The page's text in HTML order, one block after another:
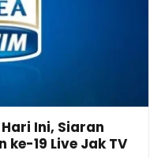
Ini, Siaran
ke-19 Live Jak TV